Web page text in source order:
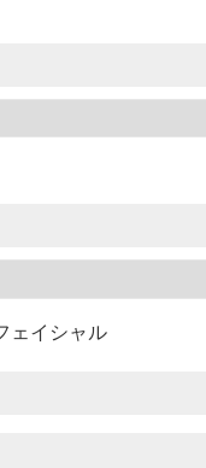
ェイシャル